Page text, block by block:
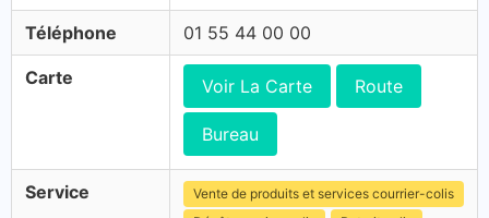
Téléphone 01 55 44 00 00
Carte Voir La Carte Route
Bureau
Service
Vente de produits et services courrier-colis